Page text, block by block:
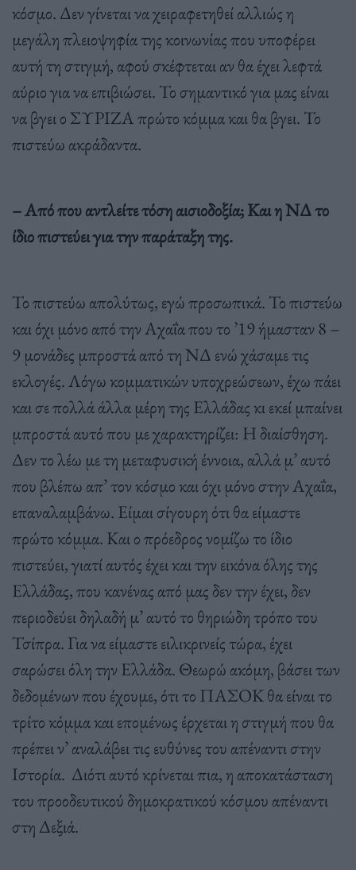
κόσμο. Δεν γίνεται να χειραφετηθεί αλλιώς η
μεγάλη πλειοψηφία της κοινωνίας που υποφέρει
αυτή τη στιγμή, αφού σκέφτεται αν θα έχει λεφτά
αύριο για να επιβιώσει. Το σημαντικό για μας είναι
να βγει ο ΣΥΡΙΖΑ πρώτο κόμμα και θα βγει. Το
πιστεύω ακράδαντα.
– Από που αντλείτε τόση αισιοδοξία; Και η ΝΔ το
ίδιο πιστεύει για την παράταξη της.
Το πιστεύω απολύτως, εγώ προσωπικά. Το πιστεύω
και όχι μόνο από την Αχαΐα που το ’19 ήμασταν 8 –
9 μονάδες μπροστά από τη ΝΔ ενώ χάσαμε τις
εκλογές. Λόγω κομματικών υποχρεώσεων, έχω πάει
και σε πολλά άλλα μέρη της Ελλάδας κι εκεί μπαίνει
μπροστά αυτό που με χαρακτηρίζει: Η διαίσθηση.
Δεν το λέω με τη μεταφυσική έννοια, αλλά μ’ αυτό
που βλέπω απ’ τον κόσμο και όχι μόνο στην Αχαΐα,
επαναλαμβάνω. Είμαι σίγουρη ότι θα είμαστε
πρώτο κόμμα. Και ο πρόεδρος νομίζω το ίδιο
πιστεύει, γιατί αυτός έχει και την εικόνα όλης της
Ελλάδας, που κανένας από μας δεν την έχει, δεν
περιοδεύει δηλαδή μ’ αυτό το θηριώδη τρόπο του
Τσίπρα. Για να είμαστε ειλικρινείς τώρα, έχει
σαρώσει όλη την Ελλάδα. Θεωρώ ακόμη, βάσει των
δεδομένων που έχουμε, ότι το ΠΑΣΟΚ θα είναι το
τρίτο κόμμα και επομένως έρχεται η στιγμή που θα
πρέπει ν’ αναλάβει τις ευθύνες του απέναντι στην
Ιστορία. Διότι αυτό κρίνεται πια, η αποκατάσταση
του προοδευτικού δημοκρατικού κόσμου απέναντι
στη Δεξιά.